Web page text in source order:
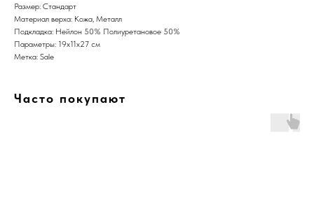
Размер: Стандарт
Материал верха: Кожа, Металл
Подкладка: Нейлон 50% Полиуретановое 50%
Параметры: 19x11x27 см
Метка: Sale
Часто покупают